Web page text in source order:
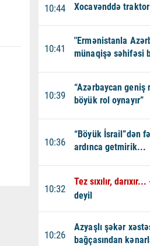
10:44 Xocavənddə traktor
10:41
"Ermənistanla
münaqişə səhifəsi
10:39
“Azərbaycan
böyük rol oynayır”
10:36
“Böyük İsrail”dən
ardınca getmirik...
10:32
Tez sıxılır, darıxır...
deyil
10:26
Azyaşlı şəkər
bağçasından